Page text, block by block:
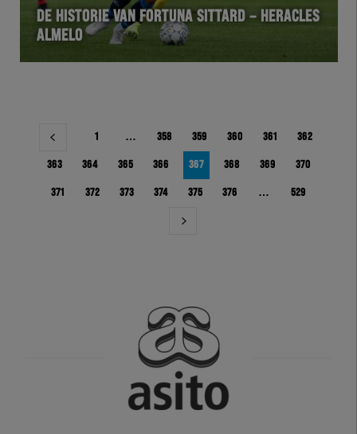
DE HISTORIE VAN FORTUNA SITTARD – HERACLES
ALMELO
Berichtnavigatie
1 … 358 359 360 361 362
363 364 365 366 367 368 369 370
371 372 373 374 375 376 … 529